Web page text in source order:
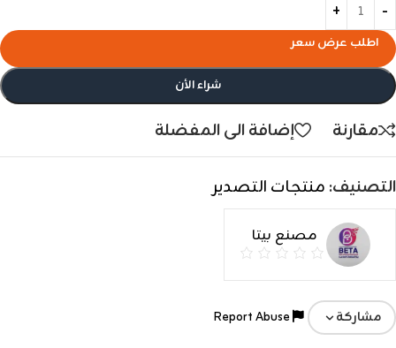
اطلب عرض سعر
شراء الأن
مقارنة إضافة الى المفضلة
التصنيف: منتجات التصدير
مصنع بيتا
مشاركة